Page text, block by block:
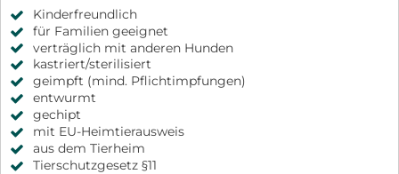
Kinderfreundlich
für Familien geeignet
verträglich mit anderen Hunden
kastriert/sterilisiert
geimpft (mind. Pflichtimpfungen)
entwurmt
gechipt
mit EU-Heimtierausweis
aus dem Tierheim
Tierschutzgesetz §11